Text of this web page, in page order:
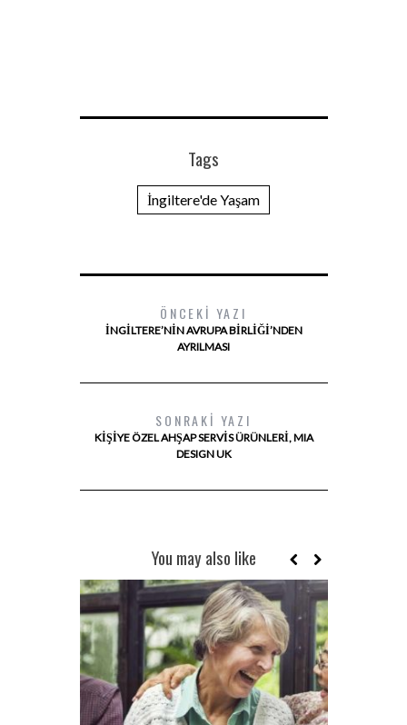
Tags
İngiltere'de Yaşam
ÖNCEKI YAZI
İNGILTERE’NIN AVRUPA BIRLIĞI’NDEN
AYRILMASI
SONRAKI YAZI
KIŞIYE ÖZEL AHŞAP SERVIS ÜRÜNLERI, MIA
DESIGN UK
You may also like